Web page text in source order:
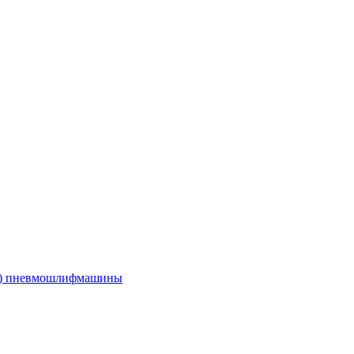
пневмошлифмашины